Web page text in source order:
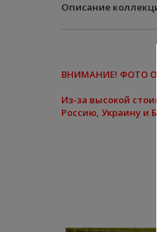
Oписание
ВНИМАНИЕ! ФОТО
Из-за высокой
Россию, Украину и